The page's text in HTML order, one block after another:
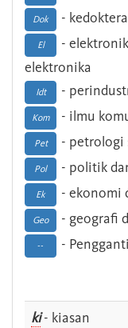
Dok -
El
-
elektronika
Idt -
Kom - ilmu
Pet - petrologi
Pol - politik
Ek - ekonomi
Geo - geografi
-- -
ki- kiasan